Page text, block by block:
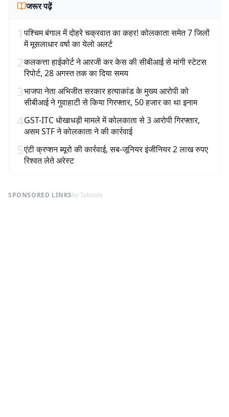
जरूर पढ़ें
1पश्चिम बंगाल में दोहरे चक्रवात का कहर! कोलकाता समेत 7 जिलों
में मूसलाधार वर्षा का येलो अलर्ट
2कलकत्ता हाईकोर्ट ने आरजी कर केस की सीबीआई से मांगी स्टेटस
रिपोर्ट, 28 अगस्त तक का दिया समय
3भाजपा नेता अभिजीत सरकार हत्याकांड के मुख्य आरोपी को
सीबीआई ने गुवाहाटी से किया गिरफ्तार, 50 हजार का था इनाम
4GST-ITC धोखाधड़ी मामले में कोलकाता से 3 आरोपी गिरफ्तार,
असम STF ने कोलकाता ने की कार्रवाई
5एंटी क्रप्शन ब्यूरो की कार्रवाई, सब-जूनियर इंजीनियर 2 लाख रुपए
रिश्वत लेते अरेस्ट
SPONSORED LINKSby Taboola